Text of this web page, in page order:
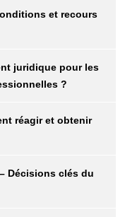
et recours
juridique pour les
?
réagir et obtenir
Décisions clés du